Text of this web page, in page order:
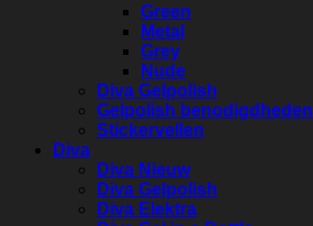
Green
Metal
Grey
Nude
Diva Gelpolish
Gelpolish benodigdheden
Stickervellen
Diva
Diva Nieuw
Diva Gelpolish
Diva Elektra